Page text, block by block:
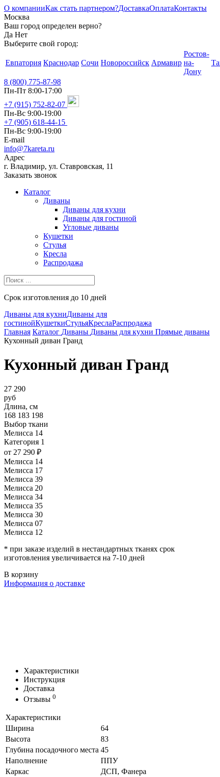
О компанииКак стать партнером?ДоставкаОплатаКонтакты
Москва
Ваш город определен верно?
Да Нет
Выберите свой город:
Евпатория Краснодар Сочи Новороссийск Армавир
Ростов-
на-
Дону
8 (800) 775-87-98
Пн-Пт 8:00-17:00
+7 (915) 752-82-07
Пн-Вс 9:00-19:00
+7 (905) 618-44-15
Пн-Вс 9:00-19:00
E-mail
info@7kareta.ru
Адрес
г. Владимир, ул. Ставровская, 11
Заказать звонок
Каталог
Диваны
Диваны для кухни
Диваны для гостиной
Угловые диваны
Кушетки
Стулья
Кресла
Распродажа
Срок изготовления до 10 дней
Диваны для кухниДиваны для
гостинойКушеткиСтульяКреслаРаспродажа
Главная Каталог Диваны Диваны для кухни Прямые диваны
Кухонный диван Гранд
Кухонный диван Гранд
27 290
руб
Длина, см
168 183 198
Выбор ткани
Мелисса 14
Категория 1
от 27 290 ₽
Мелисса 14
Мелисса 17
Мелисса 39
Мелисса 20
Мелисса 34
Мелисса 35
Мелисса 30
Мелисса 07
Мелисса 12
* при заказе изделий в нестандартных тканях срок
изготовления увеличивается на 7-10 дней
В корзину
Информация о доставке
Характеристики
Инструкция
Доставка
Отзывы 0
Характеристики
Ширина
64
Высота
83
Глубина посадочного места 45
Наполнение
ППУ
Каркас
ДСП, Фанера